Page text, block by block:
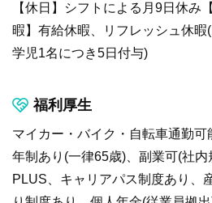
【休日】シフトによる月9日休み
暇】有給休暇、リフレッシュ休
学児1名につき5日付与)
福利厚生
マイカー・バイク・自転車通勤
年制あり(一律65歳)、副業可(社内
PLUS、キャリアパス制度あり、